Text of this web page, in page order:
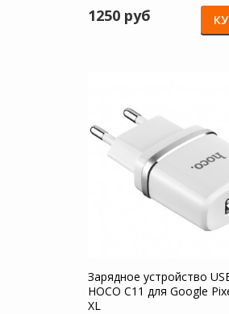
1250 руб
Зарядное устройство
HOCO C11 для Google
XL